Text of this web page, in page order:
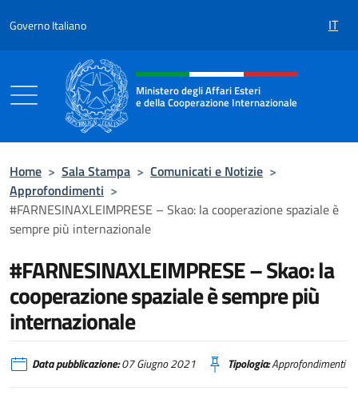
Governo Italiano IT
Intestazione sito, social e menù
Ministero degli Affari Esteri
e della Cooperazione Internazionale
Home > Sala Stampa > Comunicati e Notizie >
Approfondimenti >
#FARNESINAXLEIMPRESE – Skao: la cooperazione spaziale è
sempre più internazionale
#FARNESINAXLEIMPRESE – Skao: la
cooperazione spaziale è sempre più
internazionale
Data pubblicazione:07 Giugno 2021 Tipologia:Approfondimenti